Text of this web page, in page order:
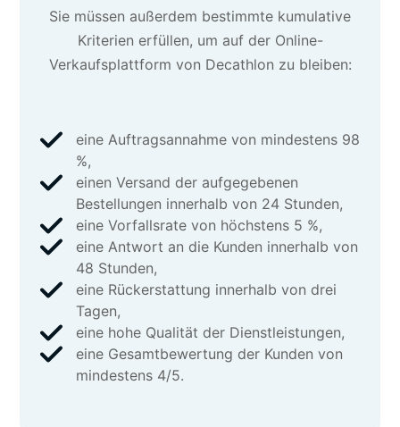
Sie müssen außerdem bestimmte kumulative
Kriterien erfüllen, um auf der Online-
Verkaufsplattform von Decathlon zu bleiben:
eine Auftragsannahme von mindestens 98
%,
einen Versand der aufgegebenen
Bestellungen innerhalb von 24 Stunden,
eine Vorfallsrate von höchstens 5 %,
eine Antwort an die Kunden innerhalb von
48 Stunden,
eine Rückerstattung innerhalb von drei
Tagen,
eine hohe Qualität der Dienstleistungen,
eine Gesamtbewertung der Kunden von
mindestens 4/5.